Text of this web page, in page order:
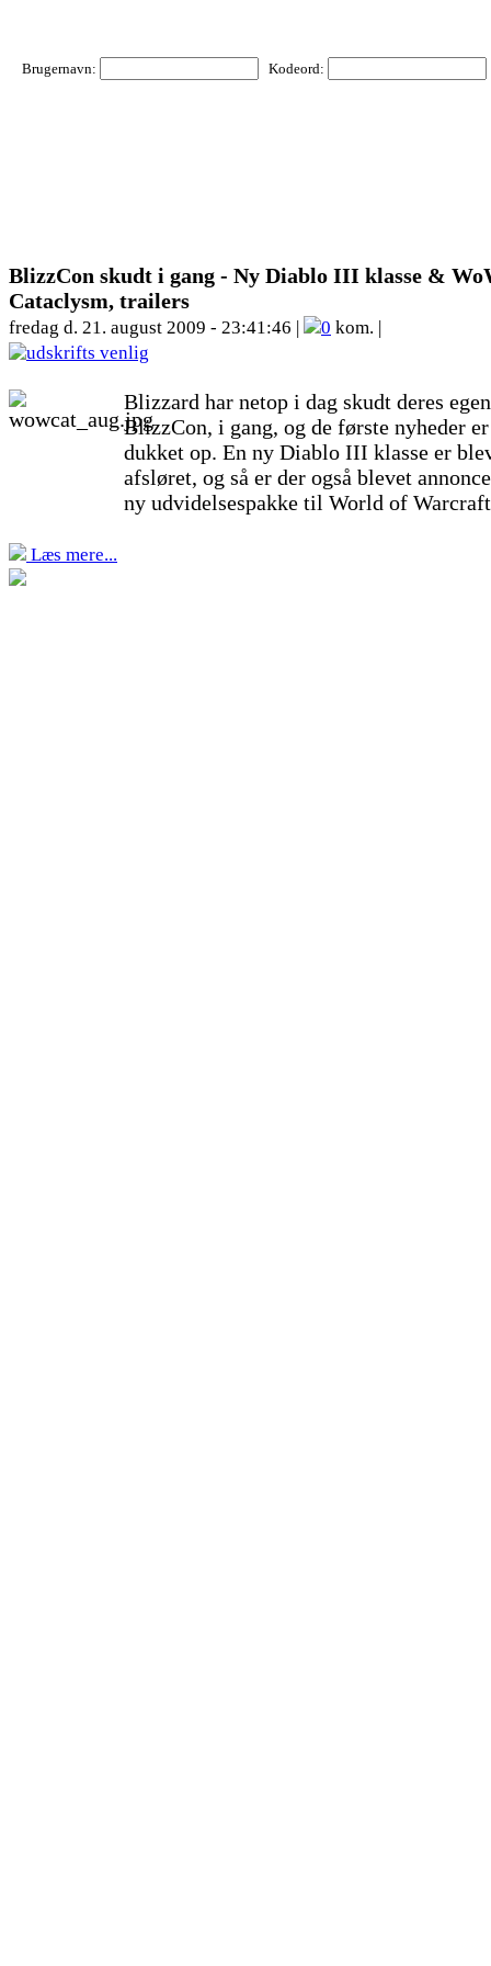
Brugernavn: Kodeord:
BlizzCon skudt i gang - Ny Diablo III klasse &
Cataclysm, trailers
fredag d. 21. august 2009 - 23:41:46 | 0 kom. |
Blizzard har netop i dag skudt deres
BlizzCon, i gang, og de første nyheder
dukket op. En ny Diablo III klasse er
afsløret, og så er der også blevet
ny udvidelsespakke til World of
Læs mere...